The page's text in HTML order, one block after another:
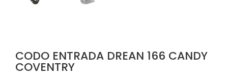
CODO ENTRADA DREAN 166 CANDY
COVENTRY